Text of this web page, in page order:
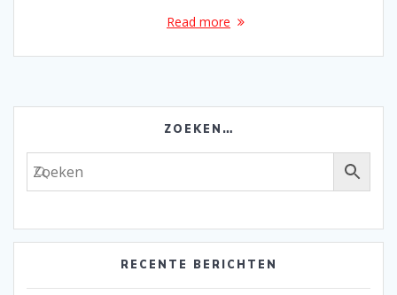
Read more
ZOEKEN…
RECENTE BERICHTEN